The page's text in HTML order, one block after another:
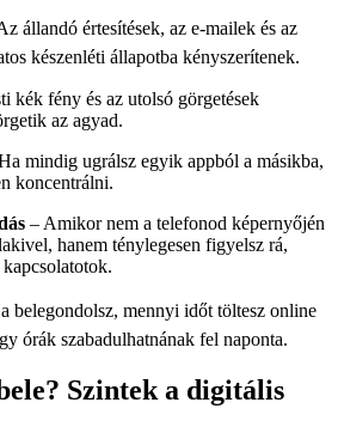
állandó értesítések, az e-mailek és az
készenléti állapotba kényszerítenek.
kék fény és az utolsó görgetések
az agyad.
mindig ugrálsz egyik appból a másikba,
koncentrálni.
– Amikor nem a telefonod képernyőjén
hanem ténylegesen figyelsz rá,
belegondolsz, mennyi időt töltesz online
órák szabadulhatnának fel naponta.
Szintek a digitális